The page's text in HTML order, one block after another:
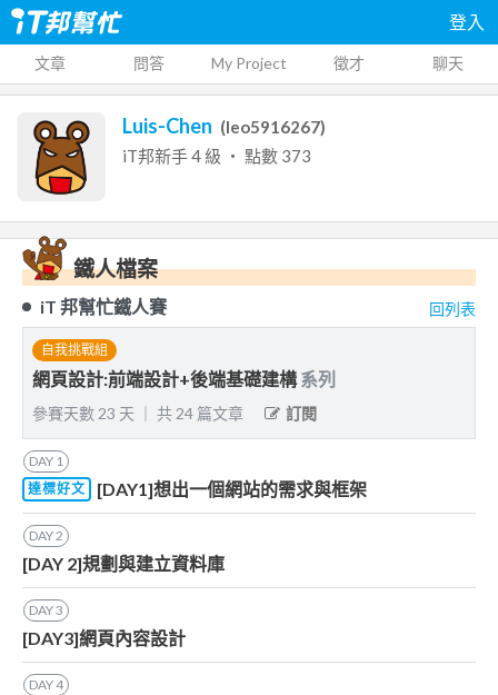
登入
文章 問答 My Project 徵才 聊天
Luis-Chen (leo5916267)
iT邦新手4 級 ‧ 點數 373
鐵人檔案
iT 邦幫忙鐵人賽 回列表
自我挑戰組
網頁設計:前端設計+後端基礎建構 系列
參賽天數 23 天 共 24 篇文章 訂閱
DAY 1
達標好文
[DAY1]想出一個網站的需求與框架
DAY2
[DAY 2]規劃與建立資料庫
DAY3
[DAY3]網頁內容設計
DAY4